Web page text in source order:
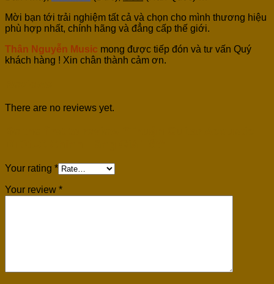
Mời bạn tới trải nghiệm tất cả và chọn cho mình thương hiệu
phù hợp nhất, chính hãng và đẳng cấp thế giới.
Thân Nguyễn Music mong được tiếp đón và tư vấn Quý
khách hàng ! Xin chân thành cảm ơn.
There are no reviews yet.
Your rating *
Your review *